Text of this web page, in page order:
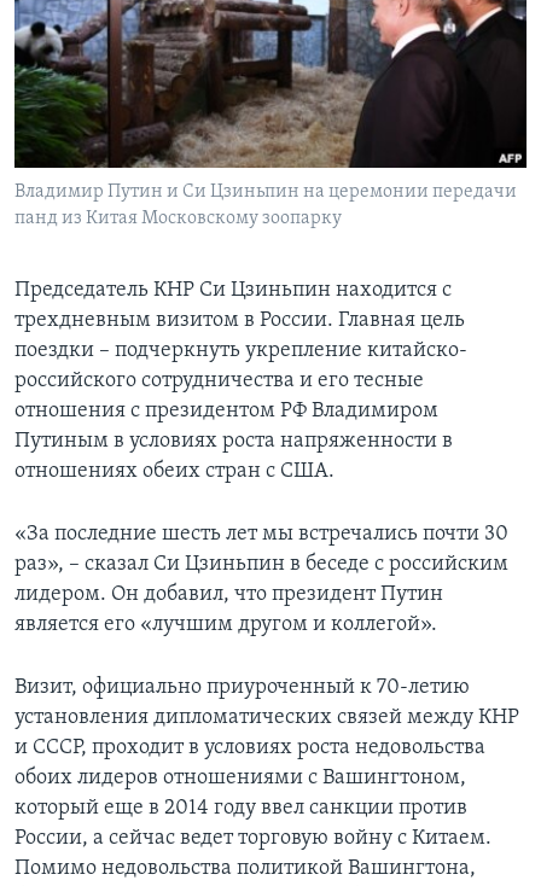
Learning English
СОЦИАЛЬНЫЕ СЕТИ
Языки
Владимир Путин и Си Цзиньпин на церемонии передачи
панд из Китая Московскому зоопарку
Председатель КНР Си Цзиньпин находится с
трехдневным визитом в России. Главная цель
поездки – подчеркнуть укрепление китайско-
российского сотрудничества и его тесные
отношения с президентом РФ Владимиром
Путиным в условиях роста напряженности в
отношениях обеих стран с США.
«За последние шесть лет мы встречались почти 30
раз», – сказал Си Цзиньпин в беседе с российским
лидером. Он добавил, что президент Путин
является его «лучшим другом и коллегой».
Визит, официально приуроченный к 70-летию
установления дипломатических связей между КНР
и СССР, проходит в условиях роста недовольства
обоих лидеров отношениями с Вашингтоном,
который еще в 2014 году ввел санкции против
России, а сейчас ведет торговую войну с Китаем.
Помимо недовольства политикой Вашингтона,